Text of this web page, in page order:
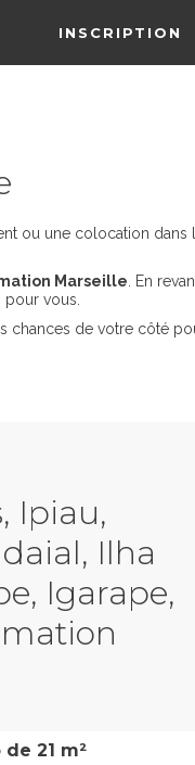
INSCRIPTION
ou une colocation
Marseille . En
vous.
de votre côté
Ipiau,
Ilha
Igarape,
21 m²